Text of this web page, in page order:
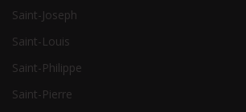
Saint-Joseph
Saint-Louis
Saint-Philippe
Saint-Pierre